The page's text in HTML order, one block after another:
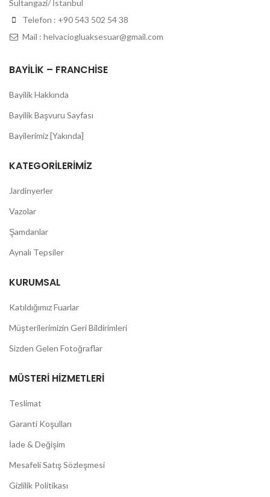
Sultangazi/ İstanbul
Telefon : +90 543 502 54 38
Mail : helvaciogluaksesuar@gmail.com
BAYILIK – FRANCHISE
Bayilik Hakkında
Bayilik Başvuru Sayfası
Bayilerimiz [Yakında]
KATEGORILERIMIZ
Jardinyerler
Vazolar
Şamdanlar
Aynalı Tepsiler
KURUMSAL
Katıldığımız Fuarlar
Müşterilerimizin Geri Bildirimleri
Sizden Gelen Fotoğraflar
MÜSTERI HIZMETLERI
Teslimat
Garanti Koşulları
İade & Değişim
Mesafeli Satış Sözleşmesi
Gizlilik Politikası